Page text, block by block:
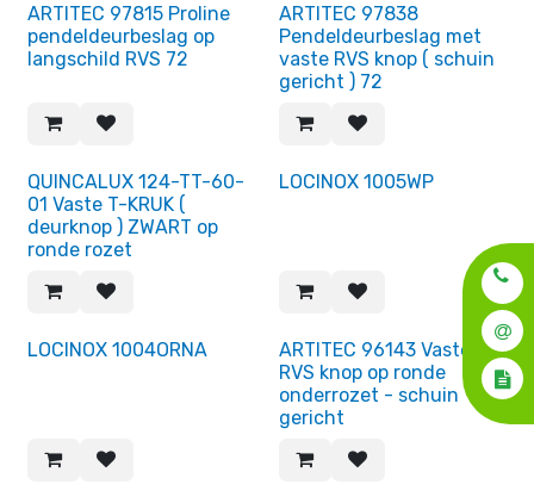
ARTITEC 97815 Proline
pendeldeurbeslag op
langschild RVS 72
ARTITEC 97838
Pendeldeurbeslag met
vaste RVS knop ( schuin
gericht ) 72
QUINCALUX 124-TT-60-
01 Vaste T-KRUK (
deurknop ) ZWART op
ronde rozet
LOCINOX 1005WP
LOCINOX 1004ORNA Einde reeks!
ARTITEC 96143 Vaste
RVS knop op ronde
onderrozet - schuin
gericht